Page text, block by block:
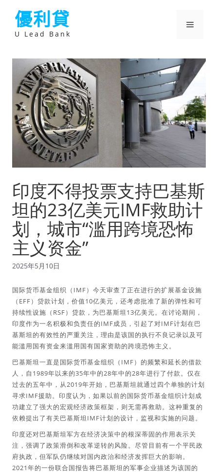
優利貸
U Lead Bank
選
印度不得投票支持巴基斯
坦的23亿美元IMF救助计
划，城市“滥用跨境恐怖
主义资金”
2025年5月10日
国际货币基金组织（IMF）今天审查了正在进行的扩展基金设施
（EFF）贷款计划，价值10亿美元，还考虑批准了新的弹性和可
持续性设施（RSF）贷款，为巴基斯坦13亿美元。在讨论期间，
印度作为一名积极和负责任的IMF成员，引起了对IMF计划在巴
基斯坦的有效性的严重关注，理由是该国的执行不良记录以及可
能滥用国有资金来滥用国有国家资助的跨境恐怖主义。
巴基斯坦一直是国际货币基金组织（IMF）的频繁和延长的借款
人，自1989年以来的35年中的28年中的28年进行了付款。仅在
过去的五年中，从2019年开始，巴基斯坦就通过四个单独的计划
寻求IMF援助。印度认为，如果以前的国际货币基金组织计划成
功建立了强大的宏观经济政策框架，则无需再救助。这种重复的
依赖提出了有关巴基斯坦IMF计划的设计，监视和实施的问题。
印度还对巴基斯坦军方在经济决策中的根深蒂固的作用表示关
注，强调了政策滑倒和改革逆转的风险。尽管目前有一个平民政
府执政，但军队仍继续对国内政治和经济发挥巨大的影响。
2021年的一份联合国报告将巴基斯坦的军事企业描述为该国的